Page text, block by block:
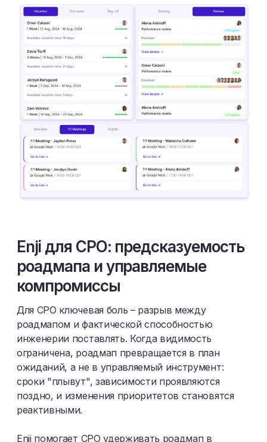
Enji для CPO: предсказуемость
роадмапа и управляемые
компромиссы
Для CPO ключевая боль – разрыв между
роадмапом и фактической способностью
инженерии поставлять. Когда видимость
ограничена, роадмап превращается в план
ожиданий, а не в управляемый инструмент:
сроки "плывут", зависимости проявляются
поздно, и изменения приоритетов становятся
реактивными.
Enji помогает CPO удерживать роадмап в